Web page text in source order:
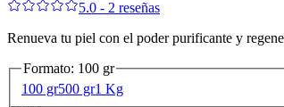
5.0 - 2 reseñas
Renueva tu piel con el poder purificante y
Formato: 100 gr
100 gr500 gr1 Kg